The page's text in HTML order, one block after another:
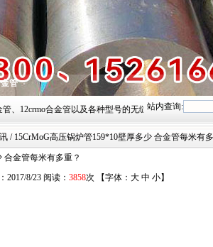
管
合金管以及各种型号的无缝钢管,常备材质
站内查询:
/ 15CrMoG高压锅炉管159*10壁厚多少 合金管每米有
合金管每米有多重？
8/23 阅读： 3858次 【字体： 大 中 小】